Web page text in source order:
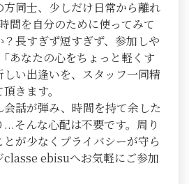
方同士、少しだけ日常から離れ
間を自分のために使ってみて
長すぎず短すぎず、参加しや
あなたの心をちょっと軽くす
しい出逢いを、スタッフ一同精
きます。
話が弾み、時間を持て余した
そんな心配は不要です。周り
が少なくプライバシーが守ら
classe ebisuへお気軽にご参加